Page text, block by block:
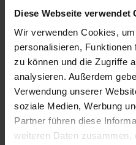
Diese Webseite verwendet
Wir verwenden Cookies,
personalisieren,
zu können und die Zugriffe
analysieren. Außerdem
Verwendung unserer
soziale Medien, Werbung
Partner führen diese
weiteren Daten zusammen,
Abonnieren Sie den
verpassen Sie keine